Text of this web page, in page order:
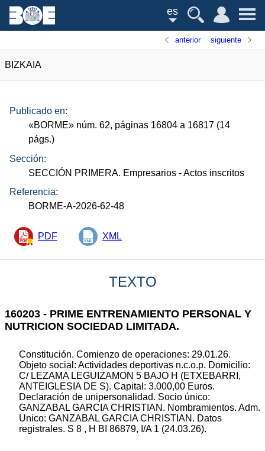
es
anterior siguiente
BIZKAIA
Publicado en:
«BORME» núm. 62, páginas 16804 a 16817 (14
págs.)
Sección:
SECCIÓN PRIMERA. Empresarios - Actos inscritos
Referencia:
BORME-A-2026-62-48
PDF XML
TEXTO
160203 - PRIME ENTRENAMIENTO PERSONAL Y
NUTRICION SOCIEDAD LIMITADA.
Constitución. Comienzo de operaciones: 29.01.26.
Objeto social: Actividades deportivas n.c.o.p. Domicilio:
C/ LEZAMA LEGUIZAMON 5 BAJO H (ETXEBARRI,
ANTEIGLESIA DE S). Capital: 3.000,00 Euros.
Declaración de unipersonalidad. Socio único:
GANZABAL GARCIA CHRISTIAN. Nombramientos. Adm.
Unico: GANZABAL GARCIA CHRISTIAN. Datos
registrales. S 8 , H BI 86879, I/A 1 (24.03.26).